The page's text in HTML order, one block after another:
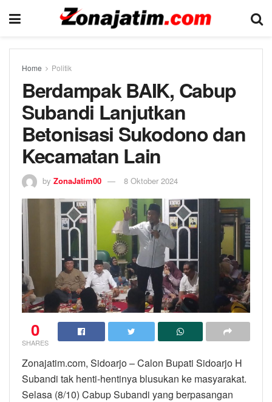
Home Politik
Berdampak BAIK, Cabup
Subandi Lanjutkan
Betonisasi Sukodono dan
Kecamatan Lain
by ZonaJatim00 8 Oktober 2024
0
SHARES
Zonajatim.com, Sidoarjo – Calon Bupati Sidoarjo H
Subandi tak henti-hentinya blusukan ke masyarakat.
Selasa (8/10) Cabup Subandi yang berpasangan